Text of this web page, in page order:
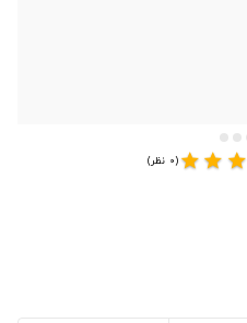
star
star
star(0 نظر)